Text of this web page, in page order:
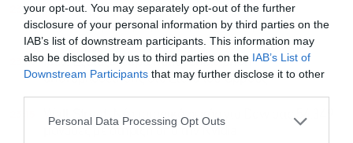
your opt-out. You may separately opt-out of the further
disclosure of your personal information by third parties on the
IAB’s list of downstream participants. This information may
also be disclosed by us to third parties on the IAB’s List of
Downstream Participants that may further disclose it to other
Personal Data Processing Opt Outs
23:28
Αγρότες: Βήμα-βήμα οι εξουσιοδοτήσεις στο
myAADE για τις αγροτικές ενισχύσεις του 2026
23:16 Ιράν: Eξετάζει ευρωπαϊκή επιχείρηση
αποναρκοθέτησης στα Στενά του Ορμούζ
Wall Street: Νέο ιστορικό ρεκόρ για Dow στις 54.349
μονάδες με στήριξη από την Nvidia